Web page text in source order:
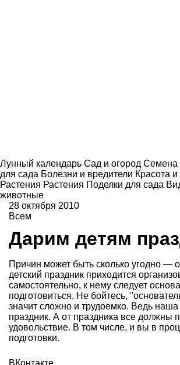
Лунный календарь Сад и огород Семена
для сада Болезни и вредители Красота
Растения Растения Поделки для сада
животные
28 октября 2010
Всем
Дарим детям
Причин может быть сколько угодно —
детский праздник приходится
самостоятельно, к нему следует
подготовиться. Не бойтесь,
значит сложно и трудоемко. Ведь
праздник. А от праздника все должны
удовольствие. В том числе, и вы в
подготовки.
ВКонтакте